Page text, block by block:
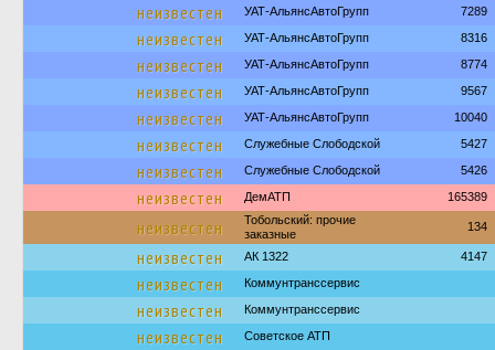
неизвестен УАТ-АльянсАвтоГрупп 7289
неизвестен УАТ-АльянсАвтоГрупп 8316
неизвестен УАТ-АльянсАвтоГрупп 8774
неизвестен УАТ-АльянсАвтоГрупп 9567
неизвестен УАТ-АльянсАвтоГрупп 10040
неизвестен Служебные Слободской 5427
неизвестен Служебные Слободской 5426
неизвестен ДемАТП 165389
неизвестен
Тобольский: прочие
заказные
134
неизвестен АК 1322 4147
неизвестен Коммунтранссервис
неизвестен Коммунтранссервис
неизвестен Советское АТП